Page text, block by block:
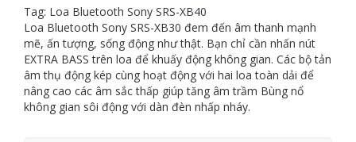
Tag: Loa Bluetooth Sony SRS-XB40
Loa Bluetooth Sony SRS-XB30 đem đến âm thanh mạnh
mẽ, ấn tượng, sống động như thật. Bạn chỉ cần nhấn nút
EXTRA BASS trên loa để khuấy động không gian. Các bộ tản
âm thụ động kép cùng hoạt động với hai loa toàn dải để
nâng cao các âm sắc thấp giúp tăng âm trầm Bùng nổ
không gian sôi động với dàn đèn nhấp nháy.